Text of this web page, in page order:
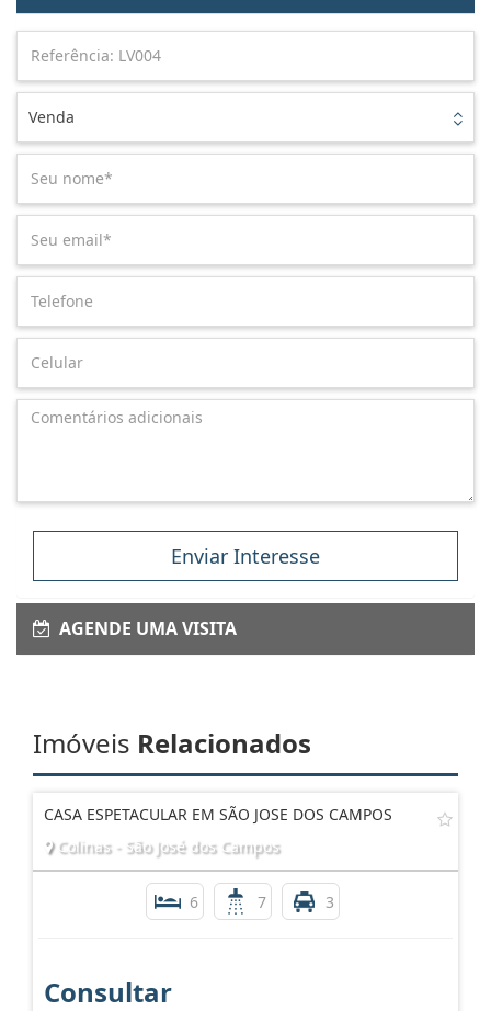
Venda
Enviar Interesse
AGENDE UMA VISITA
Imóveis Relacionados
CASA ESPETACULAR EM SÃO JOSE DOS CAMPOS
Colinas - São José dos Campos
6 7 3
Consultar